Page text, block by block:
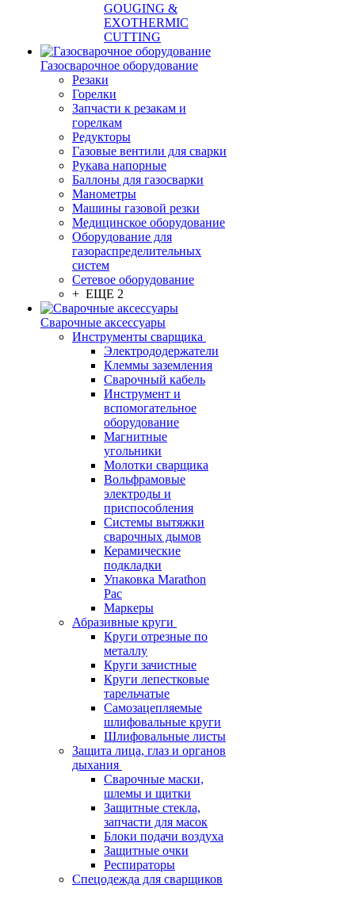
GOUGING &
EXOTHERMIC
CUTTING
Газосварочное оборудование
Резаки
Горелки
Запчасти к резакам и
горелкам
Редукторы
Газовые вентили для сварки
Рукава напорные
Баллоны для газосварки
Манометры
Машины газовой резки
Медицинское оборудование
Оборудование для
газораспределительных
систем
Сетевое оборудование
+ ЕЩЕ 2
Сварочные аксессуары
Инструменты сварщика
Электрододержатели
Клеммы заземления
Сварочный кабель
Инструмент и
вспомогательное
оборудование
Магнитные
угольники
Молотки сварщика
Вольфрамовые
электроды и
приспособления
Системы вытяжки
сварочных дымов
Керамические
подкладки
Упаковка Marathon
Pac
Маркеры
Абразивные круги
Круги отрезные по
металлу
Круги зачистные
Круги лепестковые
тарельчатые
Самозацепляемые
шлифовальные круги
Шлифовальные листы
Защита лица, глаз и органов
дыхания
Сварочные маски,
шлемы и щитки
Защитные стекла,
запчасти для масок
Блоки подачи воздуха
Защитные очки
Респираторы
Спецодежда для сварщиков